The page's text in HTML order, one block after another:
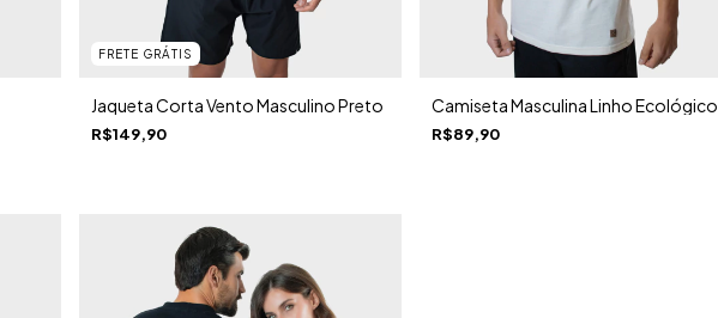
FRETE GRÁTIS
Jaqueta Corta Vento Masculino Preto
R$149,90
Camiseta Masculina Linho Ecológico
R$89,90